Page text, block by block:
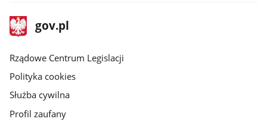
stopka
gov.plStrona
gov.pl
Rządowe Centrum Legislacji
Polityka cookies
Służba cywilna
Profil zaufany